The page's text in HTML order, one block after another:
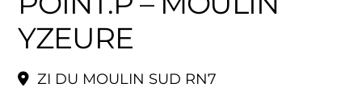
YZEURE
ZI DU MOULIN SUD RN7